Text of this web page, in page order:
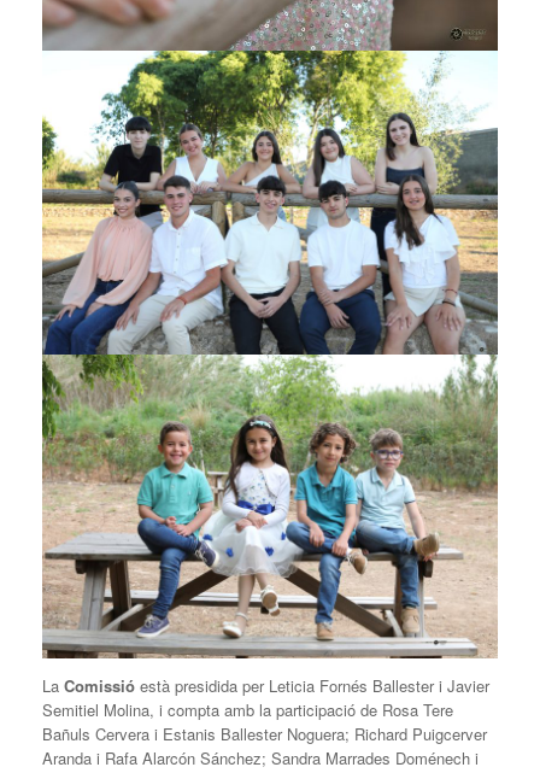
La Comissió està presidida per Leticia Fornés Ballester i Javier
Semitiel Molina, i compta amb la participació de Rosa Tere
Bañuls Cervera i Estanis Ballester Noguera; Richard Puigcerver
Aranda i Rafa Alarcón Sánchez; Sandra Marrades Doménech i